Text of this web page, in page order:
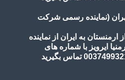
تهران (نماینده رسمی شرکت